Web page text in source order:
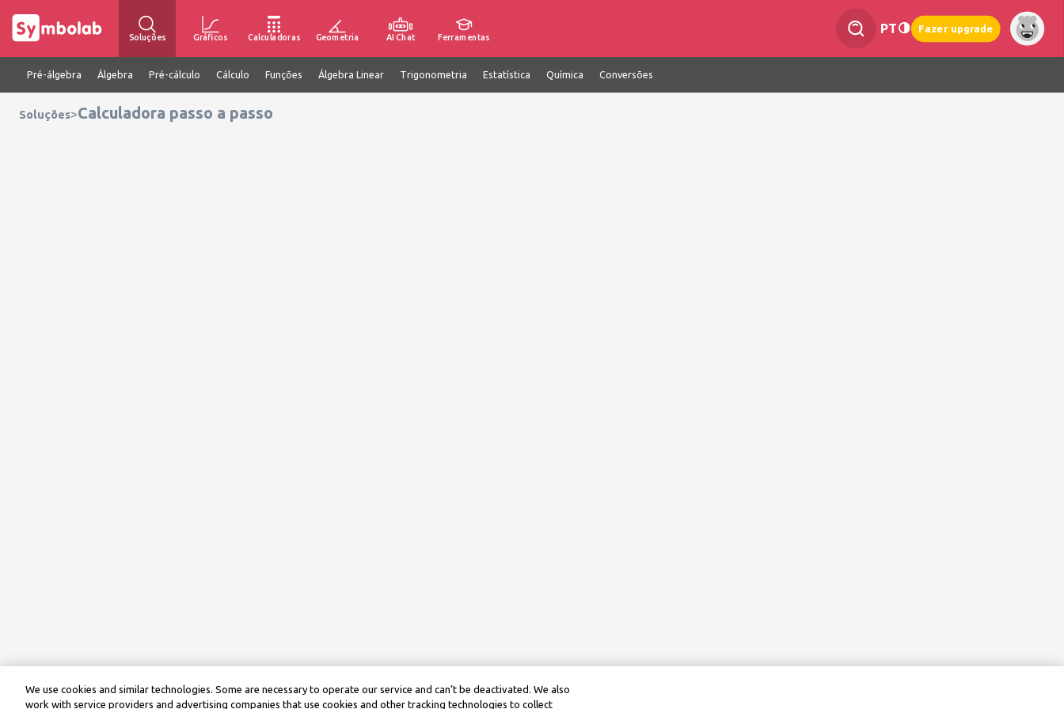
Soluções Gráficos Calculadoras Geometria AI Chat Ferramentas
PT Fazer upgrade
Pré-álgebra Álgebra Pré-cálculo Cálculo Funções Álgebra Linear Trigonometria Estatística Química Conversões
Soluções>Calculadora passo a passo
We use cookies and similar technologies. Some are necessary to operate our service and can’t be deactivated. We also
work with service providers and advertising companies that use cookies and other tracking technologies to collect